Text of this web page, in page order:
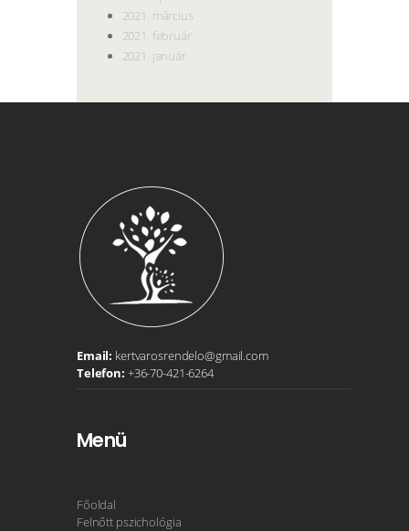
2021. március
2021. február
2021. január
Email: kertvarosrendelo@gmail.com
Telefon: +36-70-421-6264
Menü
Főoldal
Felnőtt pszichológia